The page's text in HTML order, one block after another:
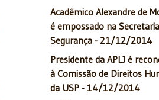
Acadêmico Alexandre de
é empossado na
Segurança - 21/12/2014
Presidente da APLJ é
à Comissão de Direitos
da USP - 14/12/2014